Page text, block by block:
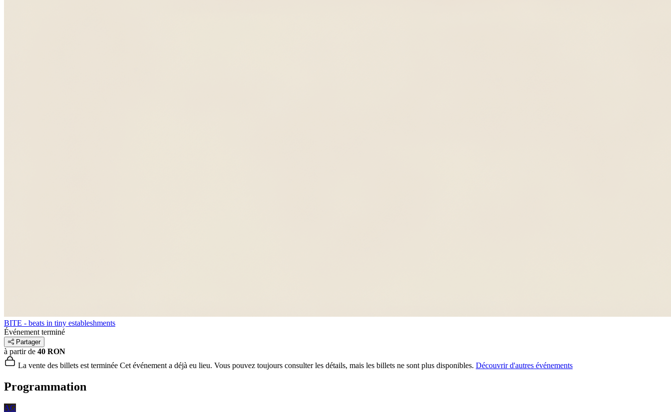
BITE - beats in tiny estableshments
Événement terminé
Partager
à partir de 40 RON
La vente des billets est terminée Cet événement a déjà eu lieu. Vous pouvez toujours consulter les détails, mais les billets ne sont plus disponibles. Découvrir d'autres événements
Programmation
AG